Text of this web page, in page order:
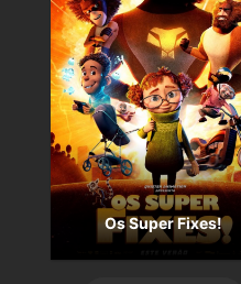
Os Super Fixes!